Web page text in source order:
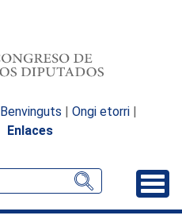
Benvinguts | Ongi etorri |
Enlaces